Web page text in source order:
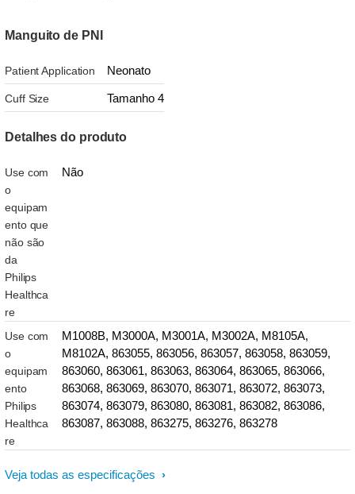
Manguito de PNI
Patient Application Neonato
Cuff Size Tamanho 4
Detalhes do produto
Use com
o
equipam
ento que
não são
da
Philips
Healthca
re
Não
Use com
o
equipam
ento
Philips
Healthca
re
M1008B, M3000A, M3001A, M3002A, M8105A,
M8102A, 863055, 863056, 863057, 863058, 863059,
863060, 863061, 863063, 863064, 863065, 863066,
863068, 863069, 863070, 863071, 863072, 863073,
863074, 863079, 863080, 863081, 863082, 863086,
863087, 863088, 863275, 863276, 863278
Veja todas as especificações